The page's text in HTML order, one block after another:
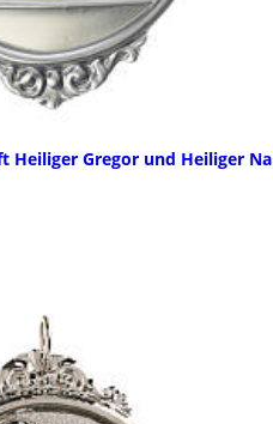
Heiliger Gregor und Heiliger